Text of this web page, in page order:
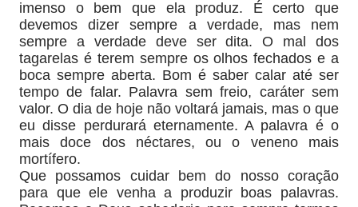
imenso o bem que ela produz. É certo que
devemos dizer sempre a verdade, mas nem
sempre a verdade deve ser dita. O mal dos
tagarelas é terem sempre os olhos fechados e a
boca sempre aberta. Bom é saber calar até ser
tempo de falar. Palavra sem freio, caráter sem
valor. O dia de hoje não voltará jamais, mas o que
eu disse perdurará eternamente. A palavra é o
mais doce dos néctares, ou o veneno mais
mortífero.
Que possamos cuidar bem do nosso coração
para que ele venha a produzir boas palavras.